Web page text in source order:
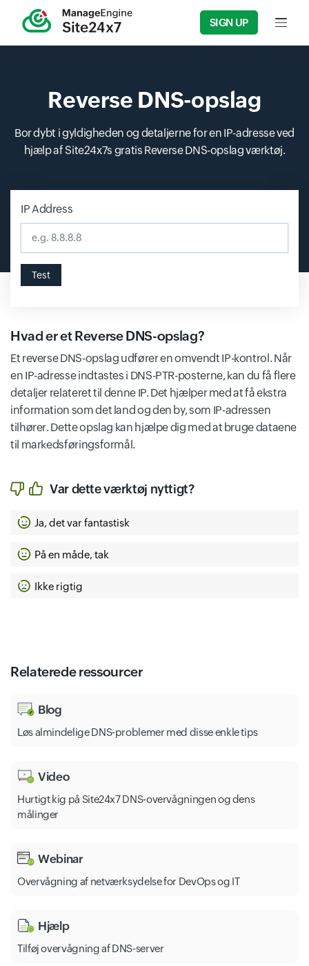
SIGN UP Input
Reverse DNS-opslag
Bor dybt i gyldigheden og detaljerne for en IP-adresse ved
hjælp af Site24x7s gratis Reverse DNS-opslag værktøj.
IP Address
Input field
Test
Hvad er et Reverse DNS-opslag?
Et reverse DNS-opslag udfører en omvendt IP-kontrol. Når
en IP-adresse indtastes i DNS-PTR-posterne, kan du få flere
detaljer relateret til denne IP. Det hjælper med at få ekstra
information som det land og den by, som IP-adressen
tilhører. Dette opslag kan hjælpe dig med at bruge dataene
til markedsføringsformål.
Var dette værktøj nyttigt?
Ja, det var fantastisk
På en måde, tak
Ikke rigtig
Relaterede ressourcer
Blog
Løs almindelige DNS-problemer med disse enkle tips
Video
Hurtigt kig på Site24x7 DNS-overvågningen og dens
målinger
Webinar
Overvågning af netværksydelse for DevOps og IT
Hjælp
Tilføj overvågning af DNS-server